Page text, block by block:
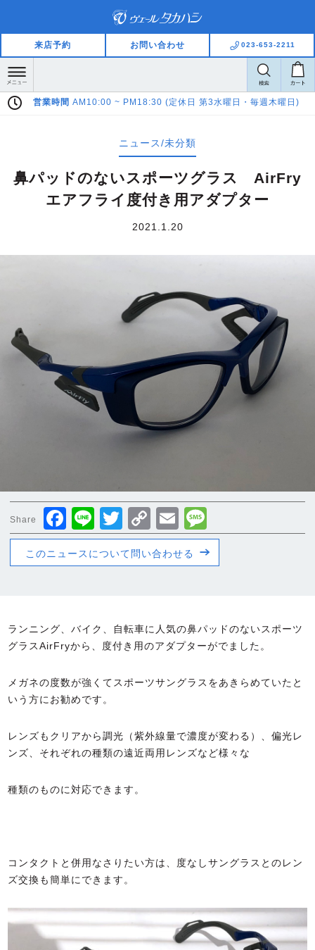
来店予約 お問い合わせ 023-653-2211
(定休日 第3水曜日・毎週木曜日) Pay Pay LINE Pay ご利用いた
ニュース/未分類
鼻パッドのないスポーツグラス AirFry
エアフライ度付き用アダプター
2021.1.20
Share Facebook
LineTwitter
Copy
Link
Email
このニュースについて問い合わせる
ランニング、バイク、自転車に人気の鼻パッドのないスポーツ
グラスAirFryから、度付き用のアダプターがでました。
メガネの度数が強くてスポーツサングラスをあきらめていたと
いう方にお勧めです。
レンズもクリアから調光（紫外線量で濃度が変わる）、偏光レ
ンズ、それぞれの種類の遠近両用レンズなど様々な
種類のものに対応できます。
コンタクトと併用なさりたい方は、度なしサングラスとのレン
ズ交換も簡単にできます。